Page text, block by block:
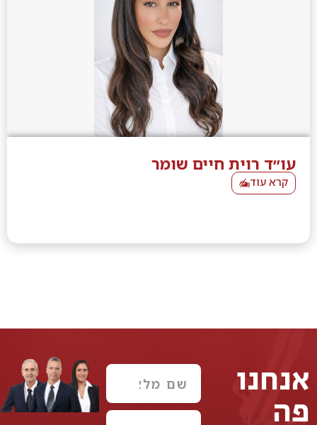
עו״ד רוית חיים שומר
קרא עוד
אנחנו
פה